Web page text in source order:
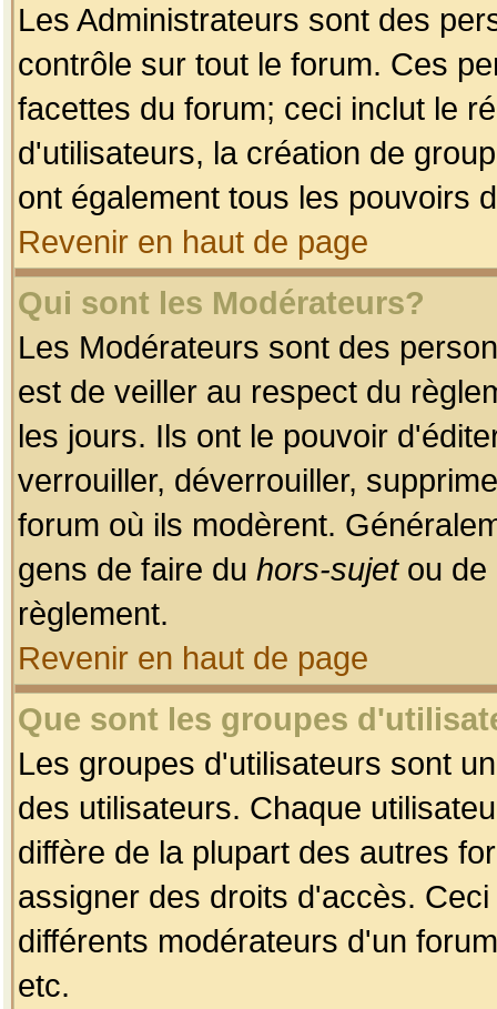
Les Administrateurs sont des
contrôle sur tout le forum. Ces
facettes du forum; ceci inclut le
d'utilisateurs, la création de
ont également tous les pouvoirs
Revenir en haut de page
Qui sont les Modérateurs?
Les Modérateurs sont des
est de veiller au respect du
les jours. Ils ont le pouvoir
verrouiller, déverrouiller,
forum où ils modèrent.
gens de faire du hors-sujetou de
règlement.
Revenir en haut de page
Que sont les groupes
Les groupes d'utilisateurs sont
des utilisateurs. Chaque
diffère de la plupart des autres
assigner des droits d'accès.
différents modérateurs d'un
etc.